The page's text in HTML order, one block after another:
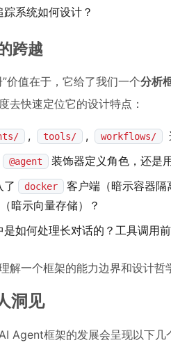
系统如何设计？
跨越
价值在于，它给了我们一个分析
去快速定位它的设计特点：
, tools/ , workflows/
@agent
装饰器定义角色，还是
了 docker 客户端（暗示容器
暗示向量存储）？
是如何处理长对话的？工具调用
解一个框架的能力边界和设计
洞见
Agent框架的发展会呈现以下几